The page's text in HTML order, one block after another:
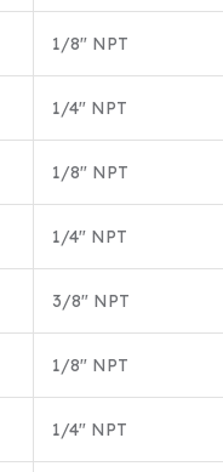
1/8″ NPT
1/4″ NPT
1/8″ NPT
1/4″ NPT
3/8″ NPT
1/8″ NPT
1/4″ NPT